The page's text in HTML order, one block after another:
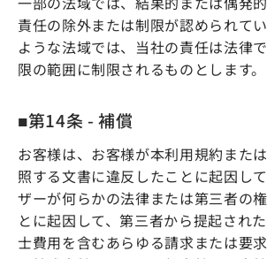
責任の除外または制限が認められて
ような法域では、当社の責任は法律
限の範囲に制限されるものとします。
■第14条 - 補償
お客様は、お客様が本利用規約また
照する文書に違反したことに起因し
ザーが何らかの法律または第三者の
とに起因して、第三者から提起され
士費用を含むあらゆる請求または要